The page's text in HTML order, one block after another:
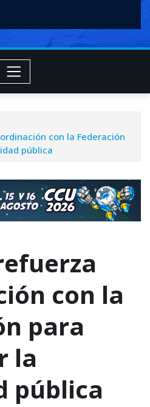
con la Federación
pública
con la
para
la
pública